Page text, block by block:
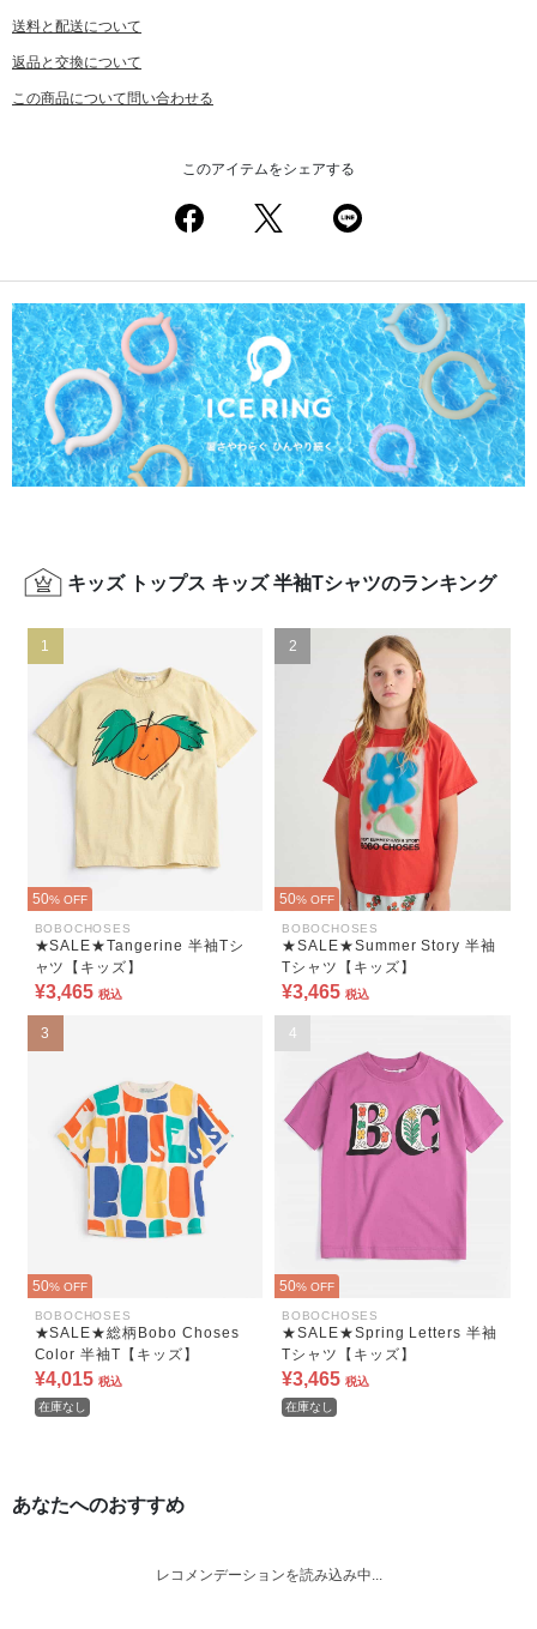
送料と配送について
返品と交換について
この商品について問い合わせる
このアイテムをシェアする
キッズ トップス キッズ 半袖Tシャツのランキング
1
50% OFF
BOBOCHOSES
★SALE★Tangerine 半袖Tシ
ャツ【キッズ】
¥3,465 税込
2
50% OFF
BOBOCHOSES
★SALE★Summer Story 半袖
Tシャツ【キッズ】
¥3,465 税込
3
50% OFF
BOBOCHOSES
★SALE★総柄Bobo Choses
Color 半袖T【キッズ】
¥4,015 税込
在庫なし
4
50% OFF
BOBOCHOSES
★SALE★Spring Letters 半袖
Tシャツ【キッズ】
¥3,465 税込
在庫なし
あなたへのおすすめ
レコメンデーションを読み込み中...